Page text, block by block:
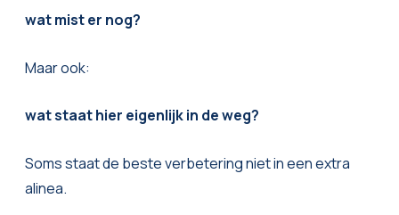
wat mist er nog?
Maar ook:
wat staat hier eigenlijk in de weg?
Soms staat de beste verbetering niet in een extra
alinea.